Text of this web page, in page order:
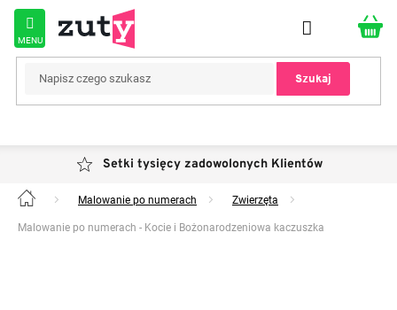
Przejść
treści
Szukaj
Setki tysięcy zadowolonych Klientów
Home Malowanie po numerach Zwierzęta
Malowanie po numerach - Kocie i Bożonarodzeniowa kaczuszka